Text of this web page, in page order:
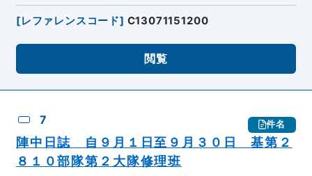
[レファレンスコード] C13071151200
閲覧
7 件名
陣中日誌 自９月１日至９月３０日 基第２
８１０部隊第２大隊修理班